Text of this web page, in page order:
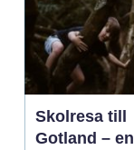
Skolresa till
Gotland – en